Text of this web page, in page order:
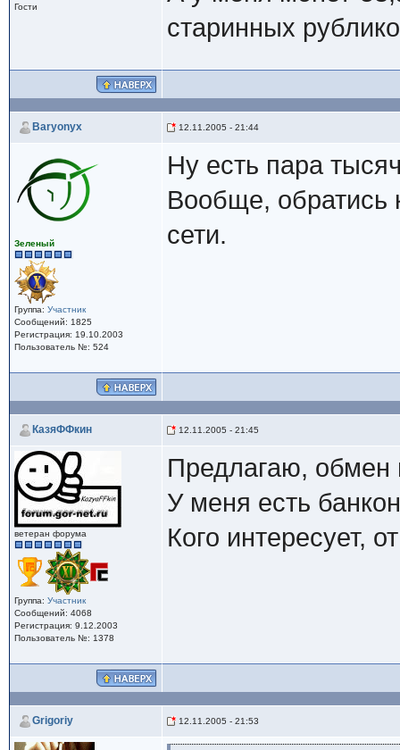
Гости
старинных
Baryonyx 12.11.2005 - 21:44
Зеленый
Группа: Участник
Сообщений: 1825
Регистрация: 19.10.2003
Пользователь №: 524
Ну есть пара
Вообще, обратись
сети.
КазяФФкин 12.11.2005 - 21:45
ветеран форума
Группа: Участник
Сообщений: 4068
Регистрация: 9.12.2003
Пользователь №: 1378
Предлагаю, обмен
У меня есть
Кого интересует,
Grigoriy 12.11.2005 - 21:53